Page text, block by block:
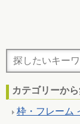
カテゴリーか
枠・フレーム